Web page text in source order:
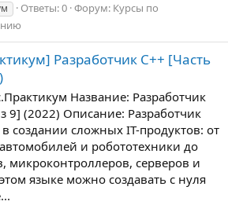
Ответы: 0 Форум: Курсы по
Разработчик C++ [Часть
Название: Разработчик
9] (2022) Описание: Разработчик
в создании сложных IT-продуктов: от
и робототехники до
микроконтроллеров, серверов и
языке можно создавать с нуля